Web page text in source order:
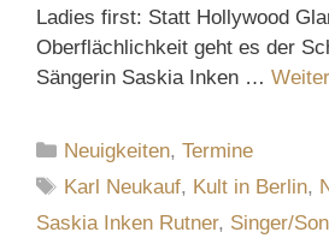
Ladies first: Statt Hollywood
Oberflächlichkeit geht es der
Sängerin Saskia Inken …
Kategorien
Neuigkeiten,Termine
Schlagwörter
Karl Neukauf, Kult in Berlin,
Saskia Inken Rutner, Singer/